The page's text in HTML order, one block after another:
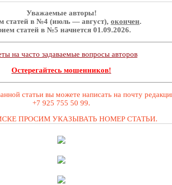
Уважаемые авторы!
статей в №4 (июль — август), окончен.
статей в №5 начнется 01.09.2026.
на часто задаваемые вопросы авторов
Остерегайтесь мошенников!
статьи вы можете написать на почту
+7 925 755 50 99.
ПРОСИМ УКАЗЫВАТЬ НОМЕР СТАТЬИ.